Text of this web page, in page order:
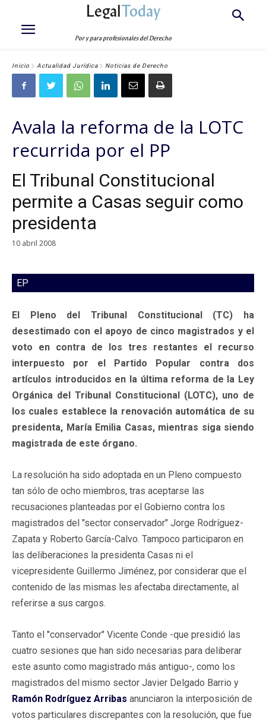
LegalToday
Por y para profesionales del Derecho
Inicio Actualidad Jurídica Noticias de Derecho
Avala la reforma de la LOTC
recurrida por el PP
El Tribunal Constitucional
permite a Casas seguir como
presidenta
10 abril 2008
EP
El Pleno del Tribunal Constitucional (TC) ha
desestimado con el apoyo de cinco magistrados y el
voto en contra de los tres restantes el recurso
interpuesto por el Partido Popular contra dos
artículos introducidos en la última reforma de la Ley
Orgánica del Tribunal Constitucional (LOTC), uno de
los cuales establece la renovación automática de su
presidenta, María Emilia Casas, mientras siga siendo
magistrada de este órgano.
La resolución ha sido adoptada en un Pleno compuesto
tan sólo de ocho miembros, tras aceptarse las
recusaciones planteadas por el Gobierno contra los
magistrados del "sector conservador" Jorge Rodríguez-
Zapata y Roberto García-Calvo. Tampoco participaron en
las deliberaciones la presidenta Casas ni el
vicepresidente Guillermo Jiménez, por considerar que el
contenido de las mismas les afectaba directamente, al
referirse a sus cargos.
Tanto el "conservador" Vicente Conde -que presidió las
cuatro sesiones que han sido necesarias para deliberar
este asunto como magistrado más antiguo-, como los
magistrados del mismo sector Javier Delgado Barrio y
Ramón Rodríguez Arribas anunciaron la interposición de
votos particulares discrepantes con la resolución, que fue